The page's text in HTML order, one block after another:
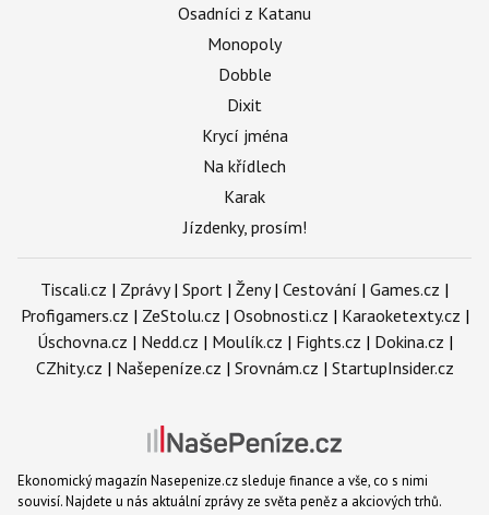
Osadníci z Katanu
Monopoly
Dobble
Dixit
Krycí jména
Na křídlech
Karak
Jízdenky, prosím!
Tiscali.cz | Zprávy| Sport | Ženy| Cestování | Games.cz |
Profigamers.cz | ZeStolu.cz | Osobnosti.cz | Karaoketexty.cz |
Úschovna.cz | Nedd.cz | Moulík.cz | Fights.cz | Dokina.cz |
CZhity.cz | Našepeníze.cz | Srovnám.cz | StartupInsider.cz
Ekonomický magazín Nasepenize.cz sleduje finance a vše, co s nimi
souvisí. Najdete u nás aktuální zprávy ze světa peněz a akciových trhů.